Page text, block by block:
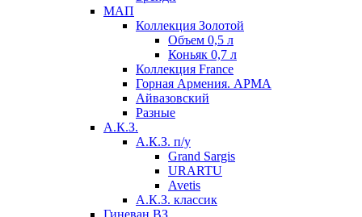
МАП
Коллекция Золотой
Объем 0,5 л
Коньяк 0,7 л
Коллекция France
Горная Армения. АРМА
Айвазовский
Разные
А.К.З.
А.К.З. п/у
Grand Sargis
URARTU
Avetis
А.К.З. классик
Гиневан ВЗ